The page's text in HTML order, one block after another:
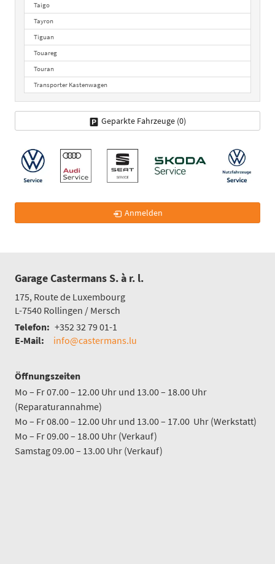
Taigo
Tayron
Tiguan
Touareg
Touran
Transporter Kastenwagen
Geparkte Fahrzeuge (0)
Anmelden
Garage Castermans S. à r. l.
175, Route de Luxembourg
L-7540 Rollingen / Mersch
Telefon: +352 32 79 01-1
E-Mail:
info@castermans.lu
Öffnungszeiten
Mo – Fr 07.00 – 12.00 Uhr und 13.00 – 18.00 Uhr
(Reparaturannahme)
Mo – Fr 08.00 – 12.00 Uhr und 13.00 – 17.00 Uhr (Werkstatt)
Mo – Fr 09.00 – 18.00 Uhr (Verkauf)
Samstag 09.00 – 13.00 Uhr (Verkauf)